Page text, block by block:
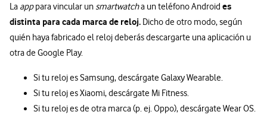
La apppara vincular un smartwatcha un teléfono Android es
distinta para cada marca de reloj. Dicho de otro modo, según
quién haya fabricado el reloj deberás descargarte una aplicación u
otra de Google Play.
Si tu reloj es Samsung, descárgate Galaxy Wearable.
Si tu reloj es Xiaomi, descárgate Mi Fitness.
Si tu reloj es de otra marca (p. ej. Oppo), descárgate Wear OS.